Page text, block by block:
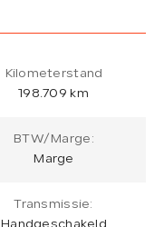
Kilometerstand
198.709 km
BTW/Marge:
Marge
Transmissie:
Handgeschakeld